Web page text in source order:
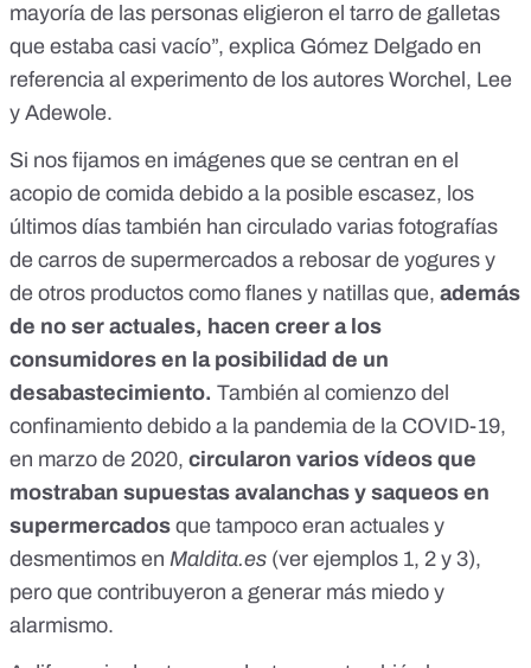
mayoría de las personas eligieron el tarro de galletas
que estaba casi vacío”, explica Gómez Delgado en
referencia al experimento de los autores Worchel, Lee
y Adewole.
Si nos fijamos en imágenes que se centran en el
acopio de comida debido a la posible escasez, los
últimos días también han circulado varias fotografías
de carros de supermercados a rebosar de yogures y
de otros productos como flanes y natillas que, además
de no ser actuales, hacen creer a los
consumidores en la posibilidad de un
desabastecimiento. También al comienzo del
confinamiento debido a la pandemia de la COVID-19,
en marzo de 2020, circularon varios vídeos que
mostraban supuestas avalanchas y saqueos en
supermercados que tampoco eran actuales y
desmentimos en Maldita.es (ver ejemplos 1, 2 y 3),
pero que contribuyeron a generar más miedo y
alarmismo.